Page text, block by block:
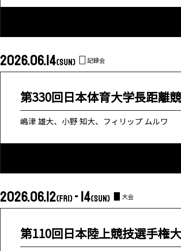
2026.06.14(SUN) 記録会
第330回日本体育大学長距離
嶋津 雄大、小野 知大、フィリップ ムルワ
2026.06.12(FRI) - 14(SUN) 大会
第110回日本陸上競技選手権